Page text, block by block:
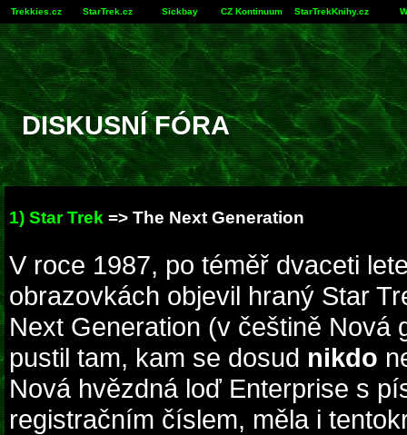
Trekkies.cz StarTrek.cz Sickbay CZ Kontinuum StarTrekKnihy.cz
DISKUSNÍ FÓRA
1) Star Trek => The Next Generation
V roce 1987, po téměř dvaceti
obrazovkách objevil hraný Star
Next Generation (v češtině Nová
pustil tam, kam se dosud nikdo
Nová hvězdná loď Enterprise s
registračním číslem, měla i